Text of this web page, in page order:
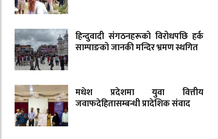
हिन्दुवादी संगठनहरूको विरोधपछि हर्क
साम्पाङको जानकी मन्दिर भ्रमण स्थगित
मधेश प्रदेशमा युवा वित्तीय
जवाफदेहितासम्बन्धी प्रादेशिक संवाद